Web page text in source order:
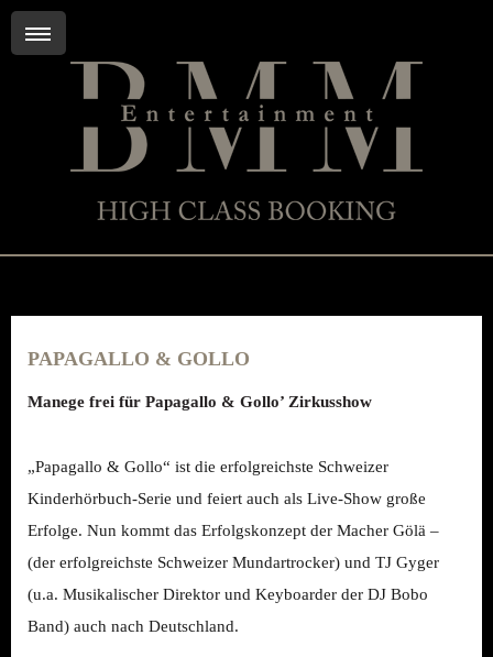
PAPAGALLO & GOLLO
Manege frei für Papagallo & Gollo’ Zirkusshow
„Papagallo & Gollo“ ist die erfolgreichste Schweizer
Kinderhörbuch-Serie und feiert auch als Live-Show große
Erfolge. Nun kommt das Erfolgskonzept der Macher Gölä –
(der erfolgreichste Schweizer Mundartrocker) und TJ Gyger
(u.a. Musikalischer Direktor und Keyboarder der DJ Bobo
Band) auch nach Deutschland.